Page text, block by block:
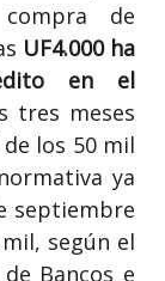
de
UF4.000 ha
en el
tres meses
los 50 mil
ya
septiembre
según el
Bancos e